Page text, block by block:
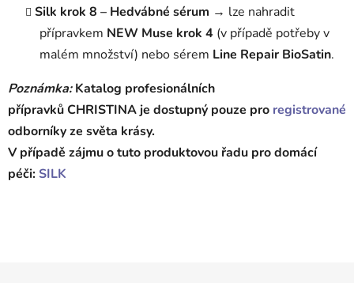
Silk krok 8 – Hedvábné sérum → lze nahradit
přípravkem NEW Muse krok 4 (v případě potřeby v
malém množství) nebo sérem Line Repair BioSatin.
Poznámka:Katalog profesionálních
přípravků CHRISTINA je dostupný pouze pro registrované
odborníky ze světa krásy.
V případě zájmu o tuto produktovou řadu pro domácí
péči: SILK